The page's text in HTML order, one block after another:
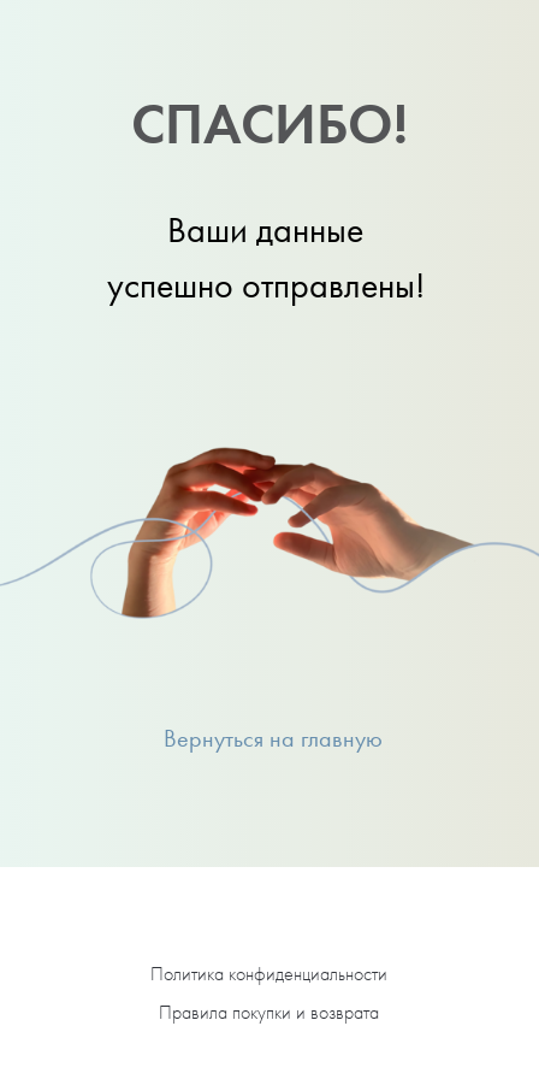
СПАСИБО!
Ваши данные
успешно отправлены!
Вернуться на главную
Политика конфиденциальности
Правила покупки и возврата